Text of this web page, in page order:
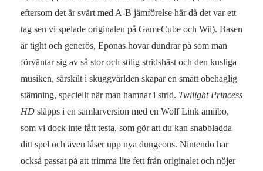
eftersom det är svårt med A-B jämförelse här då det var ett
tag sen vi spelade originalen på GameCube och Wii). Basen
är tight och generös, Eponas hovar dundrar på som man
förväntar sig av så stor och stilig stridshäst och den kusliga
musiken, särskilt i skuggvärlden skapar en smått obehaglig
stämning, speciellt när man hamnar i strid. Twilight Princess
HD släpps i en samlarversion med en Wolf Link amiibo,
som vi dock inte fått testa, som gör att du kan snabbladda
ditt spel och även låser upp nya dungeons. Nintendo har
också passat på att trimma lite fett från originalet och nöjer